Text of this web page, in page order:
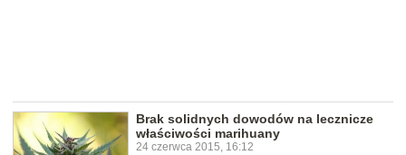
Brak solidnych dowodów na lecznicze
właściwości marihuany
24 czerwca 2015, 16:12